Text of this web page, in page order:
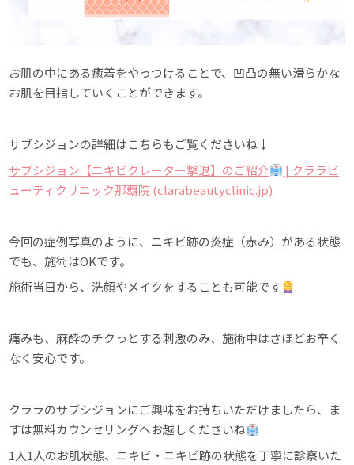
お肌の中にある癒着をやっつけることで、凹凸の無い滑らかな
お肌を目指していくことができます。
サブシジョンの詳細はこちらもご覧くださいね↓
サブシジョン【ニキビクレーター撃退】のご紹介
| クララビ
ューティクリニック那覇院 (clarabeautyclinic.jp)
今回の症例写真のように、ニキビ跡の炎症（赤み）がある状態
でも、施術はOKです。
施術当日から、洗顔やメイクをすることも可能です
痛みも、麻酔のチクっとする刺激のみ、施術中はさほどお辛く
なく安心です。
クララのサブシジョンにご興味をお持ちいただけましたら、ま
すは無料カウンセリングへお越しくださいね
1人1人のお肌状態、ニキビ・ニキビ跡の状態を丁寧に診察いた